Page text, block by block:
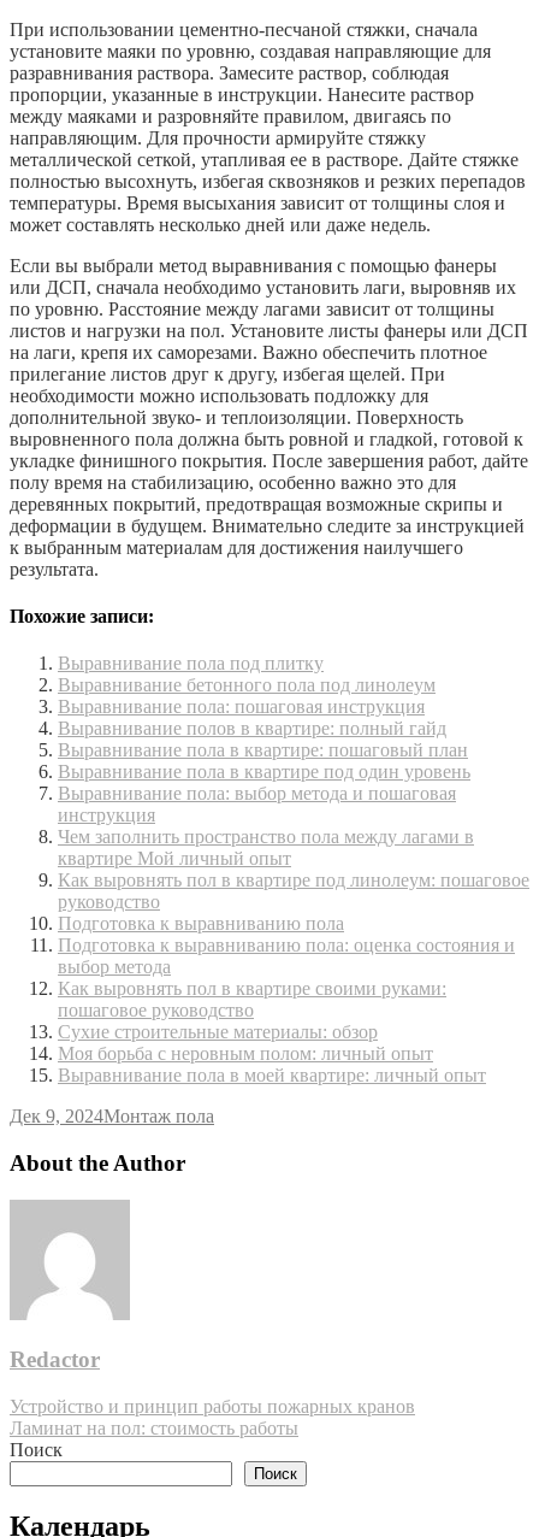
При использовании цементно-песчаной стяжки, сначала
установите маяки по уровню, создавая направляющие для
разравнивания раствора. Замесите раствор, соблюдая
пропорции, указанные в инструкции. Нанесите раствор
между маяками и разровняйте правилом, двигаясь по
направляющим. Для прочности армируйте стяжку
металлической сеткой, утапливая ее в растворе. Дайте стяжке
полностью высохнуть, избегая сквозняков и резких перепадов
температуры. Время высыхания зависит от толщины слоя и
может составлять несколько дней или даже недель.
Если вы выбрали метод выравнивания с помощью фанеры
или ДСП, сначала необходимо установить лаги, выровняв их
по уровню. Расстояние между лагами зависит от толщины
листов и нагрузки на пол. Установите листы фанеры или ДСП
на лаги, крепя их саморезами. Важно обеспечить плотное
прилегание листов друг к другу, избегая щелей. При
необходимости можно использовать подложку для
дополнительной звуко- и теплоизоляции. Поверхность
выровненного пола должна быть ровной и гладкой, готовой к
укладке финишного покрытия. После завершения работ, дайте
полу время на стабилизацию, особенно важно это для
деревянных покрытий, предотвращая возможные скрипы и
деформации в будущем. Внимательно следите за инструкцией
к выбранным материалам для достижения наилучшего
результата.
Похожие записи:
Выравнивание пола под плитку
Выравнивание бетонного пола под линолеум
Выравнивание пола: пошаговая инструкция
Выравнивание полов в квартире: полный гайд
Выравнивание пола в квартире: пошаговый план
Выравнивание пола в квартире под один уровень
Выравнивание пола: выбор метода и пошаговая
инструкция
Чем заполнить пространство пола между лагами в
квартире Мой личный опыт
Как выровнять пол в квартире под линолеум: пошаговое
руководство
Подготовка к выравниванию пола
Подготовка к выравниванию пола: оценка состояния и
выбор метода
Как выровнять пол в квартире своими руками:
пошаговое руководство
Сухие строительные материалы: обзор
Моя борьба с неровным полом: личный опыт
Выравнивание пола в моей квартире: личный опыт
Дек 9, 2024Монтаж пола
About the Author
Redactor
Навигация
по
Устройство и принцип работы пожарных кранов
Ламинат на пол: стоимость работы
Поиск
Поиск
Календарь